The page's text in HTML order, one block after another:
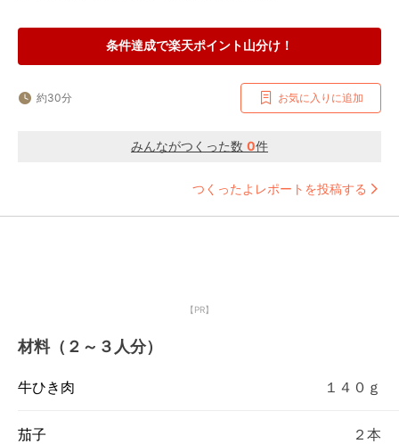
条件達成で楽天ポイント山分け！
約30分 お気に入りに追加
みんながつくった数 0件
つくったよレポートを投稿する
【PR】
材料（２～３人分）
牛ひき肉 １４０ｇ
茄子 ２本